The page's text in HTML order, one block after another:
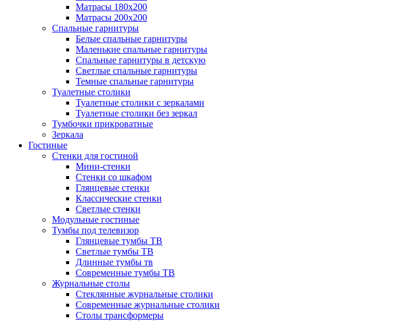
Матрасы 180х200
Матрасы 200х200
Спальные гарнитуры
Белые спальные гарнитуры
Маленькие спальные гарнитуры
Спальные гарнитуры в детскую
Светлые спальные гарнитуры
Темные спальные гарнитуры
Туалетные столики
Туалетные столики с зеркалами
Туалетные столики без зеркал
Тумбочки прикроватные
Зеркала
Гостиные
Стенки для гостиной
Мини-стенки
Стенки со шкафом
Глянцевые стенки
Классические стенки
Светлые стенки
Модульные гостиные
Тумбы под телевизор
Глянцевые тумбы ТВ
Светлые тумбы ТВ
Длинные тумбы тв
Современные тумбы ТВ
Журнальные столы
Стеклянные журнальные столики
Современные журнальные столики
Столы трансформеры